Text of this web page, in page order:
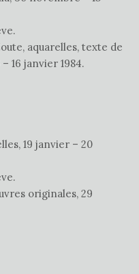
aquarelles, texte de
16 janvier 1984.
19 janvier – 20
originales, 29